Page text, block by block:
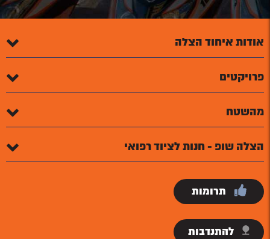
אודות איחוד הצלה
פרויקטים
מהשטח
הצלה שופ - חנות לציוד רפואי
תרומות
להתנדבות